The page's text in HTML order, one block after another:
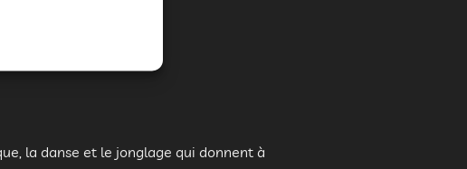
réussite assurément.
la danse et le jonglage qui donnent à